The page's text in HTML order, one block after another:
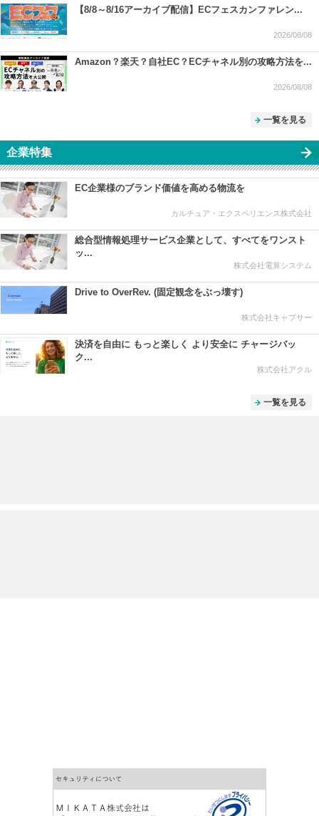
【8/8～8/16アーカイブ配信】ECフェスカンファレン...
2026/08/08
Amazon？楽天？自社EC？ECチャネル別の攻略方法を...
2026/08/08
一覧を見る
企業特集
EC企業様のブランド価値を高める物流を
カルチュア・エクスペリエンス株式会社
総合型情報処理サービス企業として、すべてをワンスト
ッ...
株式会社電算システム
Drive to OverRev. (固定観念をぶっ壊す)
株式会社キャプサー
決済を自由に もっと楽しく より安全に チャージバッ
ク...
株式会社アクル
一覧を見る